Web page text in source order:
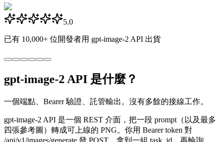
5.0
已有 10,000+ 位開發者用 gpt-image-2 API 出貨
gpt-image-2 API 是什麼？
一個端點、Bearer 驗證、託管輸出。沒有多餘的接線工作。
gpt-image-2 API 是一個 REST 介面，把一段 prompt（以及最多
四張參考圖）轉成可上線的 PNG。你用 Bearer token 對
/api/v1/images/generate 發 POST，拿到一組 task_id，再輪詢